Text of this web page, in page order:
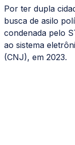
Por ter dupla
busca de asilo
condenada pelo
ao sistema
(CNJ), em 2023.